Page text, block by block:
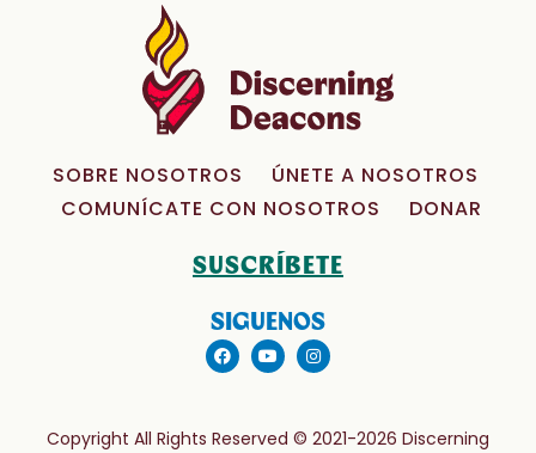
SOBRE NOSOTROS
ÚNETE A NOSOTROS
COMUNÍCATE CON NOSOTROS
DONAR
SUSCRÍBETE
SIGUENOS
Copyright All Rights Reserved © 2021-2026 Discerning